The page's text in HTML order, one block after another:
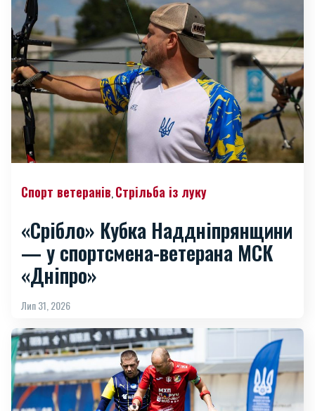
Спорт ветеранів Стрільба із луку
«Срібло» Кубка Наддніпрянщини
— у спортсмена-ветерана МСК
«Дніпро»
Лип 31, 2026